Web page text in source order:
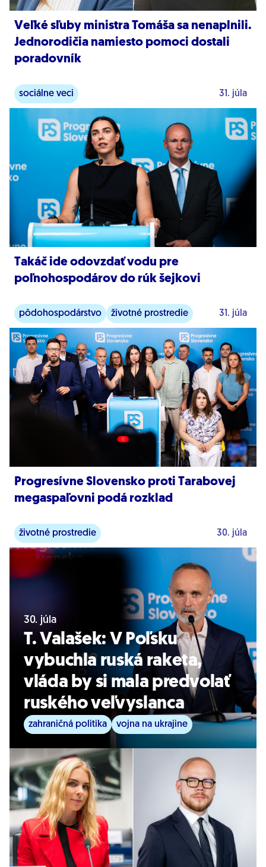
Veľké sľuby ministra Tomáša sa nenaplnili.
Jednorodičia namiesto pomoci dostali
poradovník
sociálne veci 31. júla
Takáč ide odovzdať vodu pre
poľnohospodárov do rúk šejkovi
pôdohospodárstvo životné prostredie 31. júla
Progresívne Slovensko proti Tarabovej
megaspaľovni podá rozklad
životné prostredie 30. júla
30. júla
T. Valašek: V Poľsku
vybuchla ruská raketa,
vláda by si mala predvolať
ruského veľvyslanca
zahraničná politika vojna na ukrajine